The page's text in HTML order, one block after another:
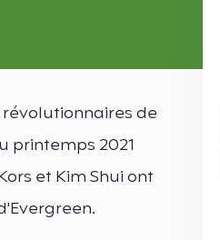
de
printemps 2021
et Kim Shui ont